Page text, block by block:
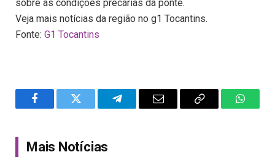
sobre as condições precárias da ponte.
Veja mais notícias da região no g1 Tocantins.
Fonte: G1 Tocantins
FacebookTwitter TelegramEmail
Copy
Mais Notícias